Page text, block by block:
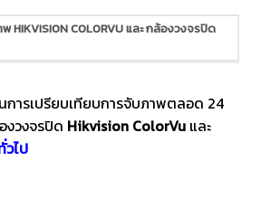
HIKVISION COLORVU และ กล้องวงจรปิด
การเปรียบเทียบการจับภาพตลอด 24
งวงจรปิด Hikvision ColorVu และ
ไป